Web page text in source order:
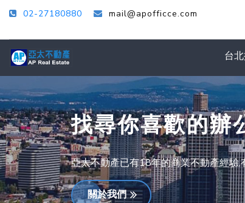
02-27180880 mail@apofficce.com
台
找尋你喜歡的辦
亞太不動產已有18年的商業不動產經驗
關於我們